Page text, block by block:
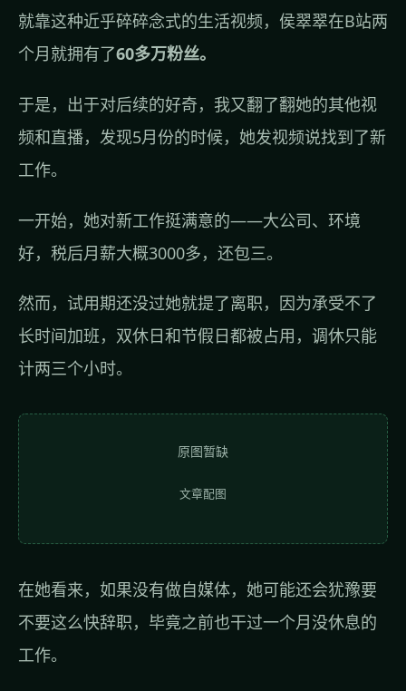
就靠这种近乎碎碎念式的生活视频，侯翠翠在B站两
个月就拥有了60多万粉丝。
于是，出于对后续的好奇，我又翻了翻她的其他视
频和直播，发现5月份的时候，她发视频说找到了新
工作。
一开始，她对新工作挺满意的——大公司、环境
好，税后月薪大概3000多，还包三。
然而，试用期还没过她就提了离职，因为承受不了
长时间加班，双休日和节假日都被占用，调休只能
计两三个小时。
原图暂缺
文章配图
在她看来，如果没有做自媒体，她可能还会犹豫要
不要这么快辞职，毕竟之前也干过一个月没休息的
工作。